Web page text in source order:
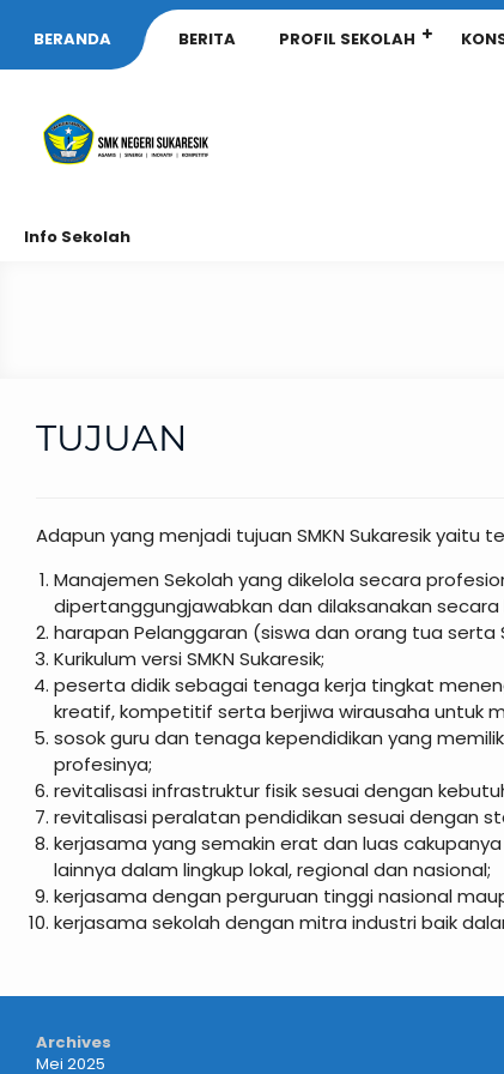
BERANDA BERITA PROFIL SEKOLAH
Info Sekolah
TUJUAN
Adapun yang menjadi tujuan SMKN Sukaresik yaitu
Manajemen Sekolah yang dikelola secara
dipertanggungjawabkan dan dilaksanakan secara
harapan Pelanggaran (siswa dan orang tua serta
Kurikulum versi SMKN Sukaresik;
peserta didik sebagai tenaga kerja tingkat
kreatif, kompetitif serta berjiwa wirausaha untuk
sosok guru dan tenaga kependidikan yang
profesinya;
revitalisasi infrastruktur fisik sesuai dengan
revitalisasi peralatan pendidikan sesuai dengan
kerjasama yang semakin erat dan luas
lainnya dalam lingkup lokal, regional dan nasional;
kerjasama dengan perguruan tinggi nasional
kerjasama sekolah dengan mitra industri baik
Archives
Mei 2025